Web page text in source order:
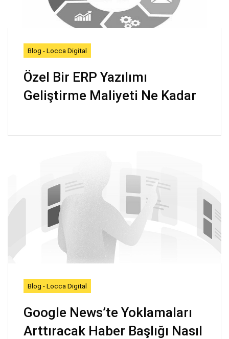
Blog - Locca Digital
Özel Bir ERP Yazılımı
Geliştirme Maliyeti Ne Kadar
Blog - Locca Digital
Google News’te Yoklamaları
Arttıracak Haber Başlığı Nasıl